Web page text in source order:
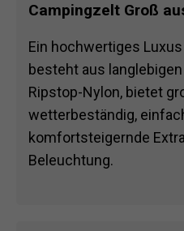
Campingzelt Groß
Ein hochwertiges
besteht aus
Ripstop-Nylon, bietet
wetterbeständig,
komfortsteigernde
Beleuchtung.